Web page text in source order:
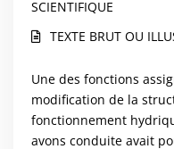
SCIENTIFIQUE
TEXTE BRUT OU
Une des fonctions
modification de la
fonctionnement
avons conduite avait